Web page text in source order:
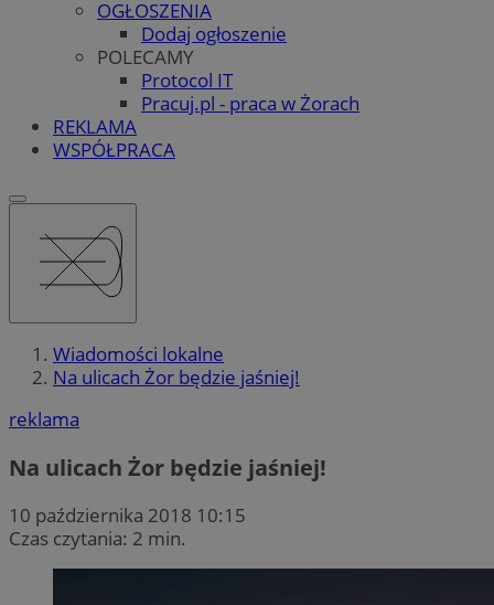
OGŁOSZENIA
Dodaj ogłoszenie
POLECAMY
Protocol IT
Pracuj.pl - praca w Żorach
REKLAMA
WSPÓŁPRACA
Wiadomości lokalne
Na ulicach Żor będzie jaśniej!
reklama
Na ulicach Żor będzie jaśniej!
10 października 2018 10:15
Czas czytania: 2 min.